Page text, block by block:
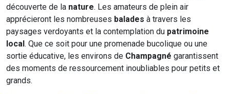
découverte de la nature. Les amateurs de plein air
apprécieront les nombreuses balades à travers les
paysages verdoyants et la contemplation du patrimoine
local. Que ce soit pour une promenade bucolique ou une
sortie éducative, les environs de Champagné garantissent
des moments de ressourcement inoubliables pour petits et
grands.